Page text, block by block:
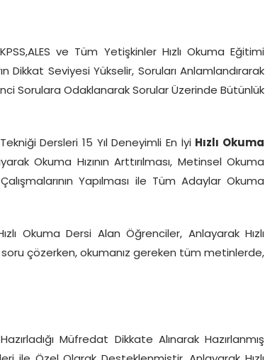
ve Tüm Yetişkinler Hızlı Okuma Eğitimi
Dikkat Seviyesi Yükselir, Soruları Anlamlandırarak
Sorulara Odaklanarak Sorular Üzerinde Bütünlük
Dersleri 15 Yıl Deneyimli En İyi Hızlı Okuma
Okuma Hızının Arttırılması, Metinsel Okuma
Yapılması ile Tüm Adaylar Okuma
Okuma Dersi Alan Öğrenciler, Anlayarak Hızlı
soru çözerken, okumanız gereken tüm metinlerde,
Hazırladığı Müfredat Dikkate Alınarak Hazırlanmış